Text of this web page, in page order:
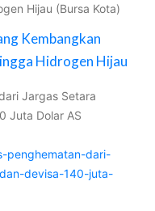
Hijau (Bursa Kota)
Kembangkan
Hidrogen Hijau
Jargas Setara
Juta Dolar AS
penghematan-dari-
devisa-140-juta-